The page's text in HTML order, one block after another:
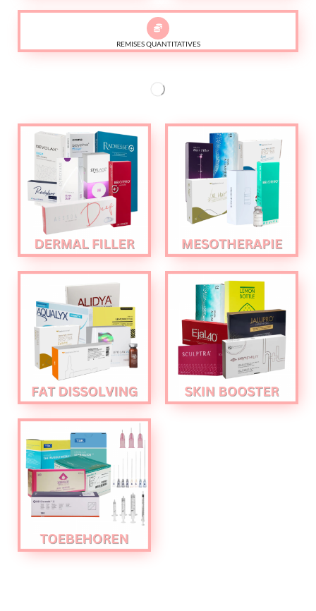
REMISES QUANTITATIVES